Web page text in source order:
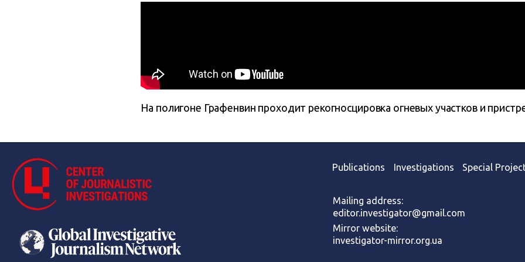
На полигоне Графенвин проходит рекогносцировка огневых участков и
Publications Investigations Special
Mailing address:
editor.investigator@gmail.com
Mirror website:
investigator-mirror.org.ua